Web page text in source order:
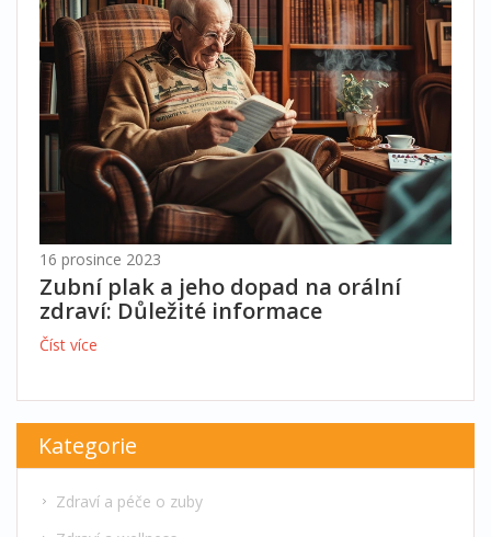
16 prosince 2023
Zubní plak a jeho dopad na orální
zdraví: Důležité informace
Číst více
Kategorie
Zdraví a péče o zuby